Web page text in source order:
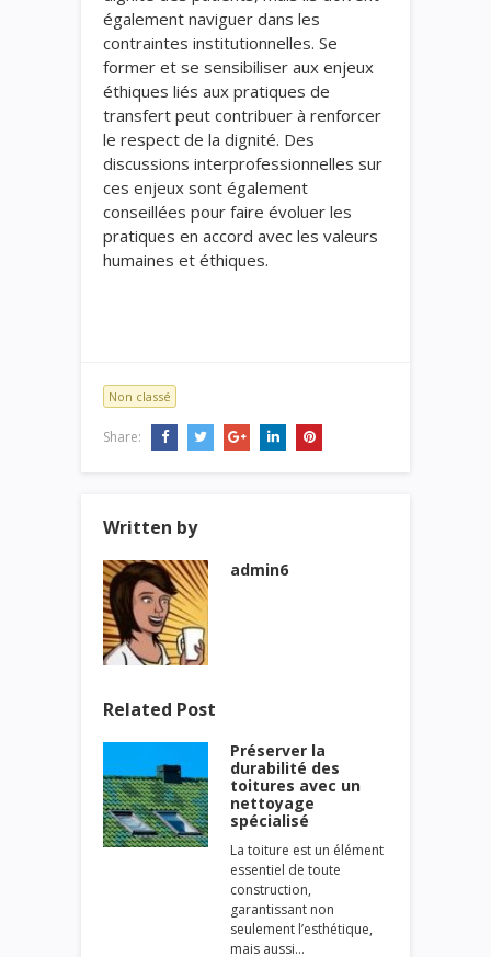
également naviguer dans les
contraintes institutionnelles. Se
former et se sensibiliser aux enjeux
éthiques liés aux pratiques de
transfert peut contribuer à renforcer
le respect de la dignité. Des
discussions interprofessionnelles sur
ces enjeux sont également
conseillées pour faire évoluer les
pratiques en accord avec les valeurs
humaines et éthiques.
Non classé
Share:
Written by
admin6
Related Post
Préserver la
durabilité des
toitures avec un
nettoyage
spécialisé
La toiture est un élément
essentiel de toute
construction,
garantissant non
seulement l’esthétique,
mais aussi…